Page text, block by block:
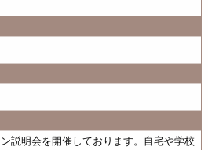
説明会を開催しております。自宅や学校